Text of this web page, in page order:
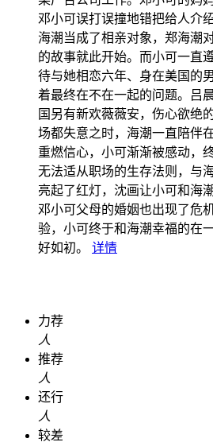
邓小可误打误撞地错把给人介
海潮当成了相亲对象，郑海潮
的故事就此开始。而小可一直
待与她相恋六年、身在美国的
着最终在不在一起的问题。吕
国另有新欢薇薇安，伤心欲绝
场都失意之时，海潮一直陪伴
重燃信心，小可渐渐被感动，
无法适从职场的生存法则，与
亮起了红灯，沈画让小可和海
邓小可父母的婚姻也出现了危
验，小可终于和海潮幸福的在
好如初。
详情
力荐
人
推荐
人
还行
人
较差